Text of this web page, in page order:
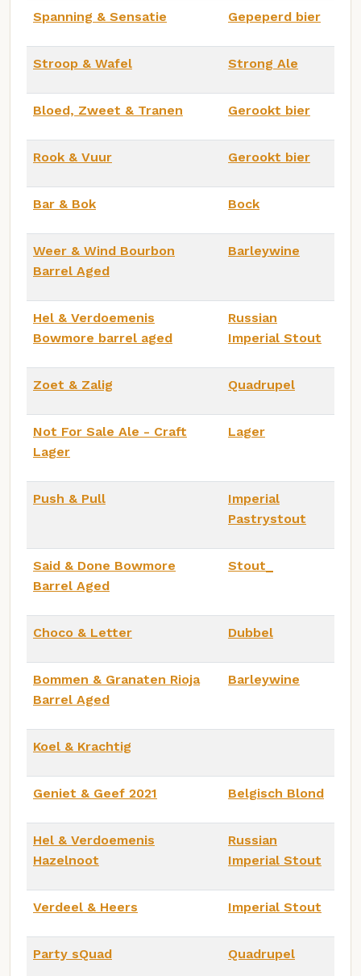
Spanning & Sensatie Gepeperd bier
Stroop & Wafel Strong Ale
Bloed, Zweet & Tranen Gerookt bier
Rook & Vuur Gerookt bier
Bar & Bok Bock
Weer & Wind Bourbon
Barrel Aged
Barleywine
Hel & Verdoemenis
Bowmore barrel aged
Russian
Imperial Stout
Zoet & Zalig Quadrupel
Not For Sale Ale - Craft
Lager
Lager
Push & Pull
Imperial
Pastrystout
Said & Done Bowmore
Barrel Aged
Stout_
Choco & Letter Dubbel
Bommen & Granaten Rioja
Barrel Aged
Barleywine
Koel & Krachtig
Geniet & Geef 2021 Belgisch Blond
Hel & Verdoemenis
Hazelnoot
Russian
Imperial Stout
Verdeel & Heers Imperial Stout
Party sQuad Quadrupel